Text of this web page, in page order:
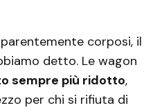
corposi, il
detto. Le wagon
sempre più ridotto,
per chi si rifiuta di